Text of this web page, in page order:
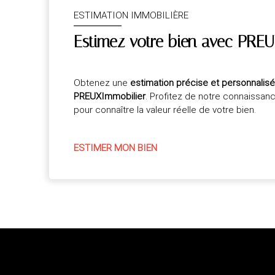
ESTIMATION IMMOBILIÈRE
Estimez votre bien avec
Obtenez une estimation précise et
PREUXImmobilier. Profitez de notre
pour connaître la valeur réelle de votre bien.
ESTIMER MON BIEN